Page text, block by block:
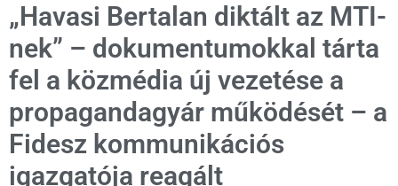
„Havasi Bertalan diktált az MTI-
nek” – dokumentumokkal tárta
fel a közmédia új vezetése a
propagandagyár működését – a
Fidesz kommunikációs
igazgatója reagált